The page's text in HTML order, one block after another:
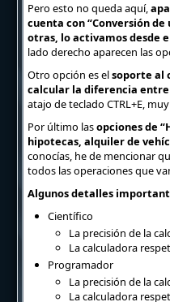
Pero esto no queda aquí,
cuenta con “Conversión
otras, lo activamos desde
lado derecho aparecen las
Otro opción es elsoporte al
calcular la diferencia entre
atajo de teclado CTRL+E,
Por último lasopciones de
hipotecas, alquiler de
conocías, he de mencionar
todos las operaciones que
Algunos detalles
Científico
La precisión de la
La calculadora
Programador
La precisión de la
La calculadora